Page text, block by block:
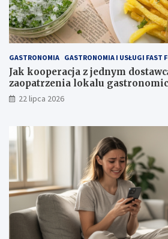
GASTRONOMIA GASTRONOMIA I USŁUGI FAST
Jak kooperacja z jednym
zaopatrzenia lokalu
22 lipca 2026